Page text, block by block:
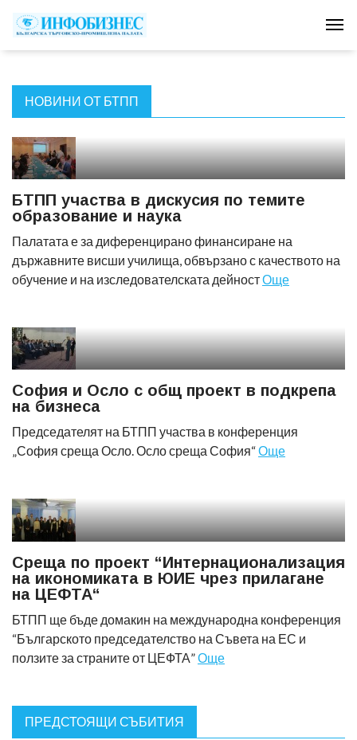
НОВИНИ ОТ БТПП
БТПП участва в дискусия по темите
образование и наука
Палатата е за диференцирано финансиране на
държавните висши училища, обвързано с качеството на
обучение и на изследователската дейностОще
София и Осло с общ проект в подкрепа
на бизнеса
Председателят на БТПП участва в конференция
„София среща Осло. Осло среща София“Още
Среща по проект “Интернационализация
на икономиката в ЮИЕ чрез прилагане
на ЦЕФТА“
БТПП ще бъде домакин на международна конференция
“Българското председателство на Съвета на ЕС и
ползите за страните от ЦЕФТА”Още
ПРЕДСТОЯЩИ СЪБИТИЯ